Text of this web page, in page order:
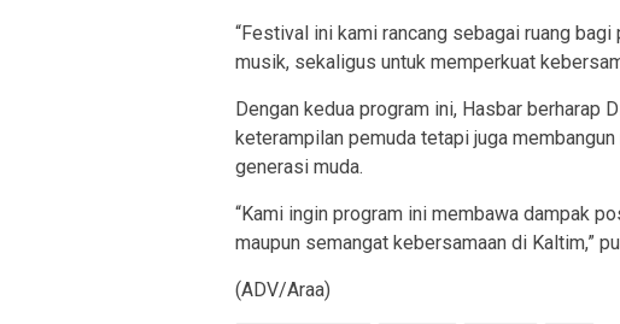
“Festival ini kami rancang sebagai ruang
musik, sekaligus untuk memperkuat
Dengan kedua program ini, Hasbar berharap
keterampilan pemuda tetapi juga
generasi muda.
“Kami ingin program ini membawa dampak
maupun semangat kebersamaan di Kaltim,”
(ADV/Araa)